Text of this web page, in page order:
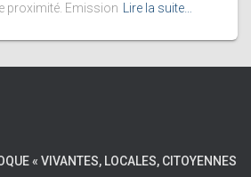
proximité. Emission
Lire la suite…
« VIVANTES, LOCALES, CITOYENNES